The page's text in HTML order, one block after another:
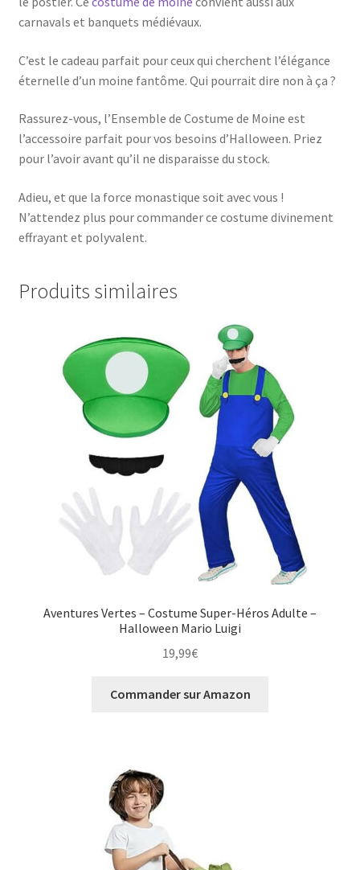
carnavals et banquets médiévaux.
C’est le cadeau parfait pour ceux qui cherchent l’élégance
éternelle d’un moine fantôme. Qui pourrait dire non à ça ?
Rassurez-vous, l’Ensemble de Costume de Moine est
l’accessoire parfait pour vos besoins d’Halloween. Priez
pour l’avoir avant qu’il ne disparaisse du stock.
Adieu, et que la force monastique soit avec vous !
N’attendez plus pour commander ce costume divinement
effrayant et polyvalent.
Produits similaires
Aventures Vertes – Costume Super-Héros Adulte –
Halloween Mario Luigi
19,99€
Commander sur Amazon